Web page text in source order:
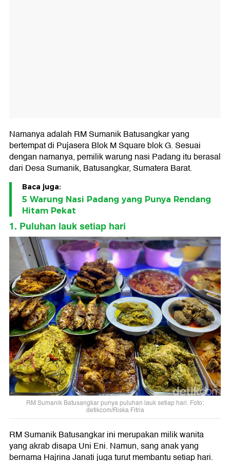
Namanya adalah RM Sumanik Batusangkar yang
bertempat di Pujasera Blok M Square blok G. Sesuai
dengan namanya, pemilik warung nasi Padang itu berasal
dari Desa Sumanik, Batusangkar, Sumatera Barat.
Baca juga:
5 Warung Nasi Padang yang Punya Rendang
Hitam Pekat
1. Puluhan lauk setiap hari
RM Sumanik Batusangkar punya puluhan lauk setiap hari. Foto:
detikcom/Riska Fitria
RM Sumanik Batusangkar ini merupakan milik wanita
yang akrab disapa Uni Eni. Namun, sang anak yang
bernama Hajrina Janati juga turut membantu setiap hari.